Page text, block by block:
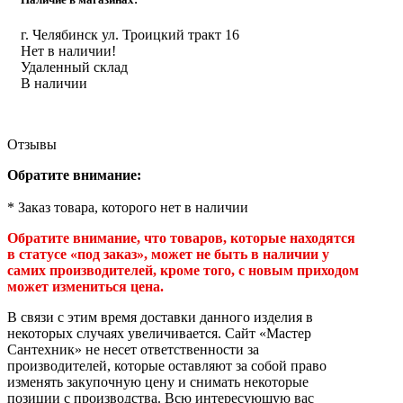
г. Челябинск ул. Троицкий тракт 16
Нет в наличии!
Удаленный склад
В наличии
Отзывы
Обратите внимание:
* Заказ товара, которого нет в наличии
Обратите внимание, что товаров, которые находятся
в статусе «под заказ», может не быть в наличии у
самих производителей, кроме того, с новым приходом
может измениться цена.
В связи с этим время доставки данного изделия в
некоторых случаях увеличивается. Сайт «Мастер
Сантехник» не несет ответственности за
производителей, которые оставляют за собой право
изменять закупочную цену и снимать некоторые
позиции с производства. Всю интересующую вас
Прокладки (Фум. лен. нить) и комплектующие